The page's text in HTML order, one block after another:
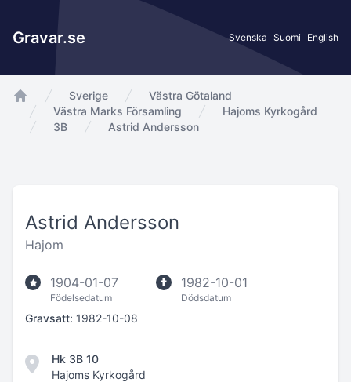
Gravar.se Svenska Suomi English
app.Start
Sverige
Västra Götaland
Västra Marks Församling
Hajoms Kyrkogård
3B
Astrid Andersson
Astrid Andersson
Hajom
1904-01-07
Födelsedatum
1982-10-01
Dödsdatum
Gravsatt: 1982-10-08
Hk 3B 10
Hajoms Kyrkogård